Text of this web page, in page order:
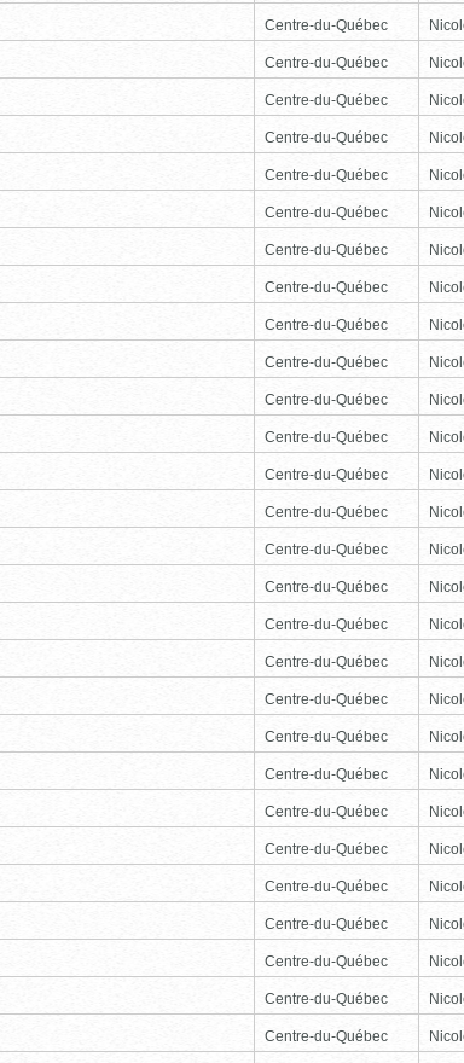
Centre-du-Québec
Centre-du-Québec
Centre-du-Québec
Centre-du-Québec
Centre-du-Québec
Centre-du-Québec
Centre-du-Québec
Centre-du-Québec
Centre-du-Québec
Centre-du-Québec
Centre-du-Québec
Centre-du-Québec
Centre-du-Québec
Centre-du-Québec
Centre-du-Québec
Centre-du-Québec
Centre-du-Québec
Centre-du-Québec
Centre-du-Québec
Centre-du-Québec
Centre-du-Québec
Centre-du-Québec
Centre-du-Québec
Centre-du-Québec
Centre-du-Québec
Centre-du-Québec
Centre-du-Québec
Centre-du-Québec